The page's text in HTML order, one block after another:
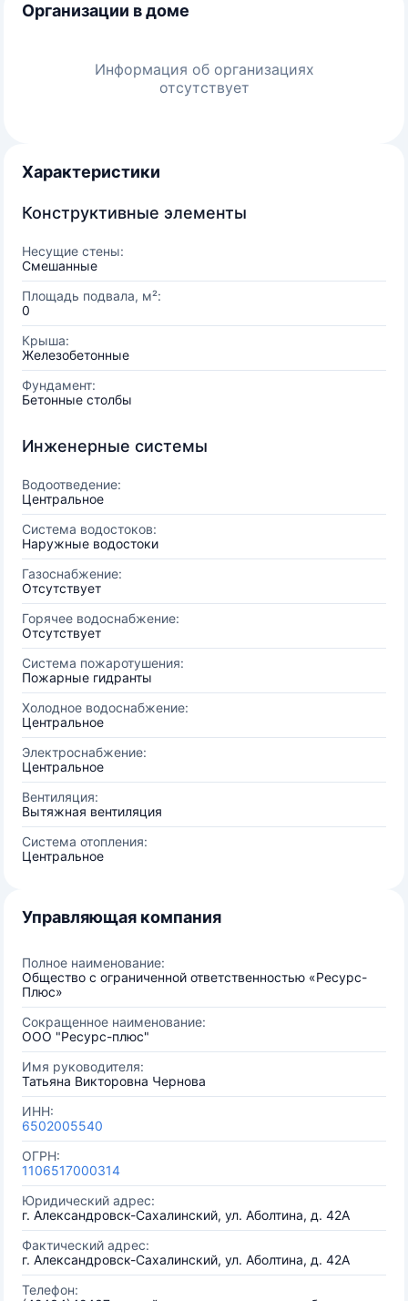
Организации в доме
Информация об организациях
отсутствует
Характеристики
Конструктивные элементы
Несущие стены:
Смешанные
Площадь подвала, м²:
0
Крыша:
Железобетонные
Фундамент:
Бетонные столбы
Инженерные системы
Водоотведение:
Центральное
Система водостоков:
Наружные водостоки
Газоснабжение:
Отсутствует
Горячее водоснабжение:
Отсутствует
Система пожаротушения:
Пожарные гидранты
Холодное водоснабжение:
Центральное
Электроснабжение:
Центральное
Вентиляция:
Вытяжная вентиляция
Система отопления:
Центральное
Управляющая компания
Полное наименование:
Общество с ограниченной ответственностью «Ресурс-
Плюс»
Сокращенное наименование:
ООО "Ресурс-плюс"
Имя руководителя:
Татьяна Викторовна Чернова
ИНН:
6502005540
ОГРН:
1106517000314
Юридический адрес:
г. Александровск-Сахалинский, ул. Аболтина, д. 42А
Фактический адрес:
г. Александровск-Сахалинский, ул. Аболтина, д. 42А
Телефон: